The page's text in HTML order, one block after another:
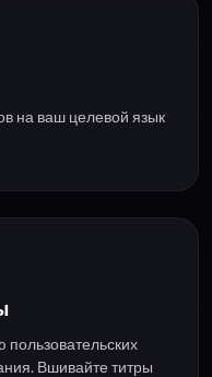
на ваш целевой язык
Вшивайте титры